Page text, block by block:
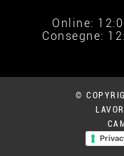
Online:
Consegne:
©